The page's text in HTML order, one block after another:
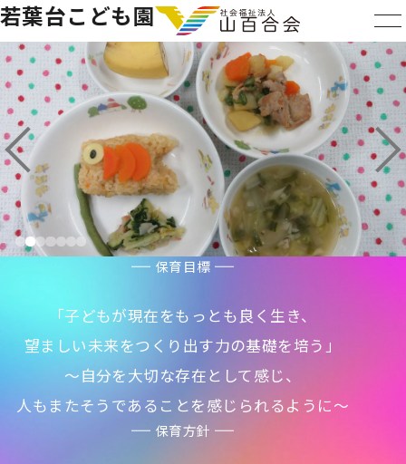
若葉台こども園
保育目標
「子どもが現在をもっとも良く生き、
望ましい未来をつくり出す力の基礎を培う」
～自分を大切な存在として感じ、
人もまたそうであることを感じられるように～
保育方針